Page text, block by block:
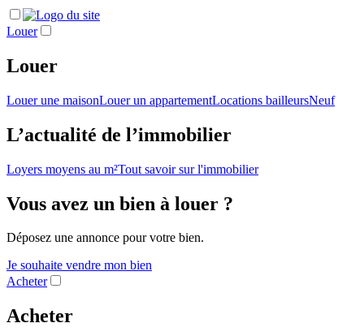
Louer
Louer
Louer une maisonLouer un appartementLocations bailleursNeuf
L’actualité de l’immobilier
Loyers moyens au m²Tout savoir sur l'immobilier
Vous avez un bien à louer ?
Déposez une annonce pour votre bien.
Je souhaite vendre mon bien
Acheter
Acheter